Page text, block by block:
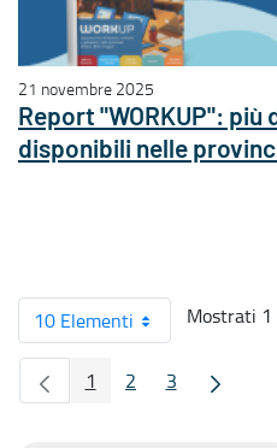
21 novembre 2025
Report "WORKUP":
disponibili nelle
10 Elementi Mostrati
Pagina
1 Pagina
2 Pagina
3